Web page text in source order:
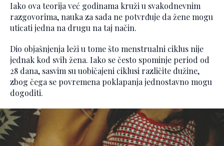
Iako ova teorija već godinama kruži u svakodnevnim
razgovorima, nauka za sada ne potvrđuje da žene mogu
uticati jedna na drugu na taj način.
Dio objašnjenja leži u tome što menstrualni ciklus nije
jednak kod svih žena. Iako se često spominje period od
28 dana, sasvim su uobičajeni ciklusi različite dužine,
zbog čega se povremena poklapanja jednostavno mogu
dogoditi.